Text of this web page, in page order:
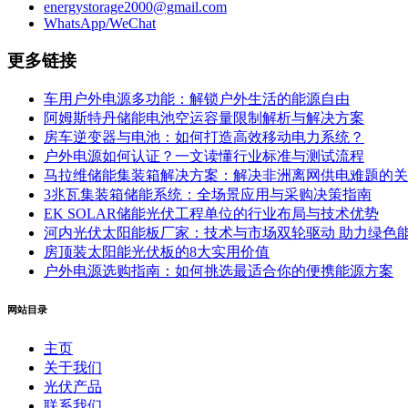
energystorage2000@gmail.com
WhatsApp/WeChat
更多链接
车用户外电源多功能：解锁户外生活的能源自由
阿姆斯特丹储能电池空运容量限制解析与解决方案
房车逆变器与电池：如何打造高效移动电力系统？
户外电源如何认证？一文读懂行业标准与测试流程
马拉维储能集装箱解决方案：解决非洲离网供电难题的
3兆瓦集装箱储能系统：全场景应用与采购决策指南
EK SOLAR储能光伏工程单位的行业布局与技术优势
河内光伏太阳能板厂家：技术与市场双轮驱动 助力绿色
房顶装太阳能光伏板的8大实用价值
户外电源选购指南：如何挑选最适合你的便携能源方案
网站目录
主页
关于我们
光伏产品